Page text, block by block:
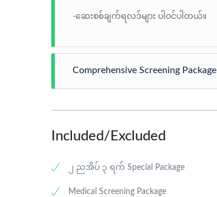
-ဆေးစစ်ချက်ရလဒ်များ ပါဝင်ပါတယ်။
Comprehensive Screening Package
-ဆီးစစ်ခြင်း၊
-ကျောက်ကပ် စစ်ဆေးခြင်း၊
-သွေးတွင်းအဆီဓာတ် စစ်ဆေးခြင်း၊
Included/Excluded
၂ ညအိပ် ၃ ရက် Special Package
Medical Screening Package